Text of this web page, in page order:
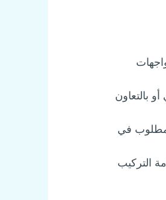
غالباً بين 10-15 مم للواجهات
بالتعاون
في
التركيب